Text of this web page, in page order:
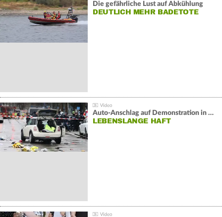
Die gefährliche Lust auf Abkühlung
DEUTLICH MEHR BADETOTE
Auto-Anschlag auf Demonstration in München:
LEBENSLANGE HAFT